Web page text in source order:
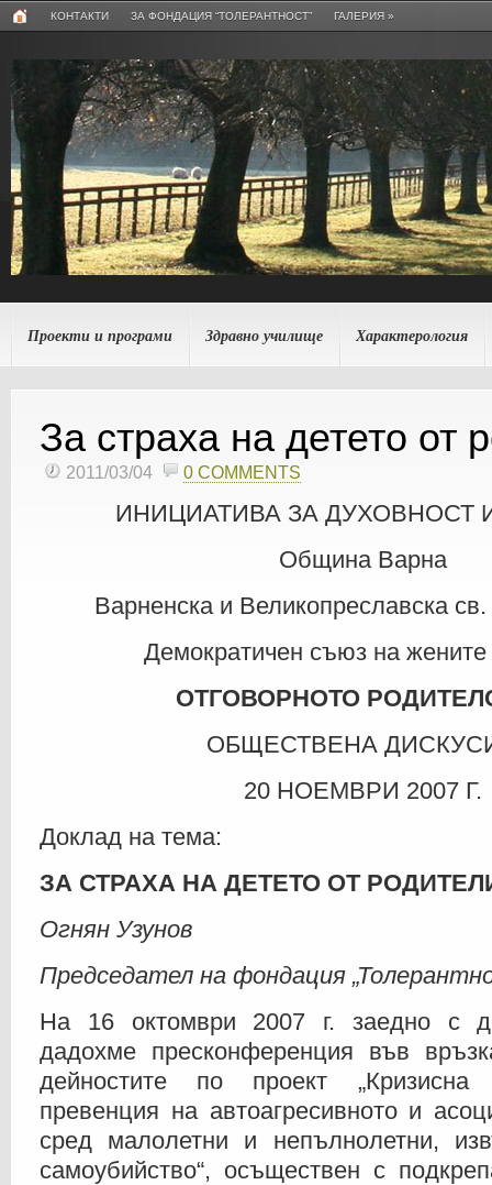
КОНТАКТИ ЗА ФОНДАЦИЯ “ТОЛЕРАНТНОСТ” ГАЛЕРИЯ »
Проекти и програми Здравно училище Характерология
За страха на детето от
2011/03/04 0 COMMENTS
ИНИЦИАТИВА ЗА ДУХОВНОСТ
Община Варна
Варненска и Великопреславска
Демократичен съюз на
ОТГОВОРНОТО
ОБЩЕСТВЕНА
20 НОЕМВРИ 2007 Г.
Доклад на тема:
ЗА СТРАХА НА ДЕТЕТО ОТ
Огнян Узунов
Председател на фондация
На 16 октомври 2007 г. заедно с
дадохме пресконференция във
дейностите по проект
превенция на автоагресивното и
сред малолетни и непълнолетни,
самоубийство“, осъществен с